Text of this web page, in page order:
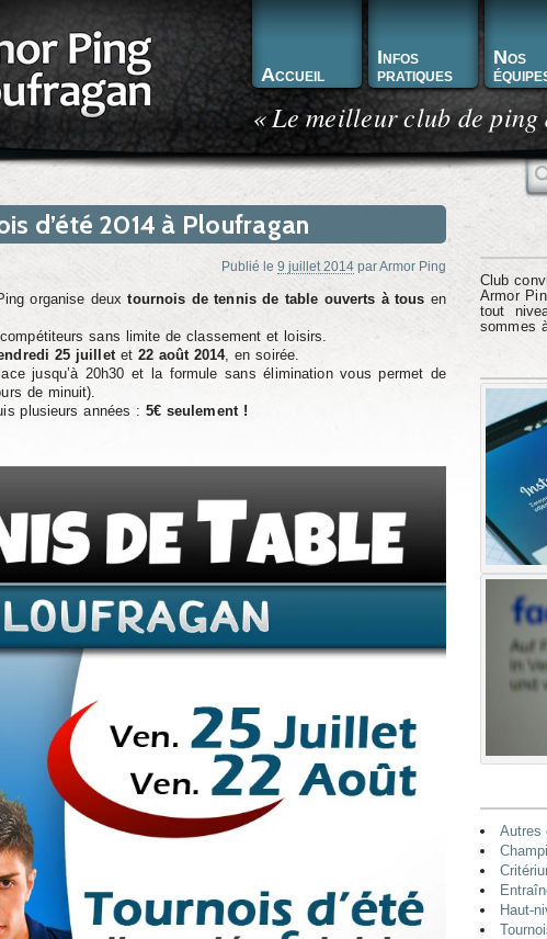
« Le meilleur club de ping
Accueil
Infos
pratiques
Nos
d’été 2014 à Ploufragan
Publié le 9 juillet 2014 parArmor Ping
organise deuxtournois de tennis de table ouverts à tous en
sans limite de classement et loisirs.
25 juilletet 22 août 2014, en soirée.
jusqu’à 20h30 et la formule sans élimination vous permet de
de minuit).
plusieurs années : 5€ seulement !
Club
Armor
tout
sommes
Autres
Haut-